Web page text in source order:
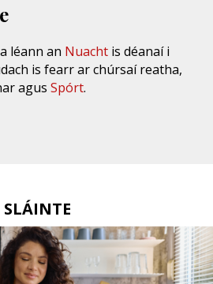
léann an Nuacht is déanaí i
is fearr ar chúrsaí reatha,
agusSpórt.